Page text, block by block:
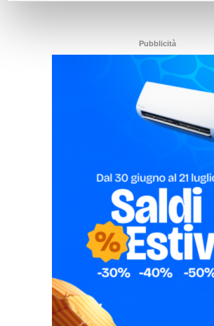
Pubblicità